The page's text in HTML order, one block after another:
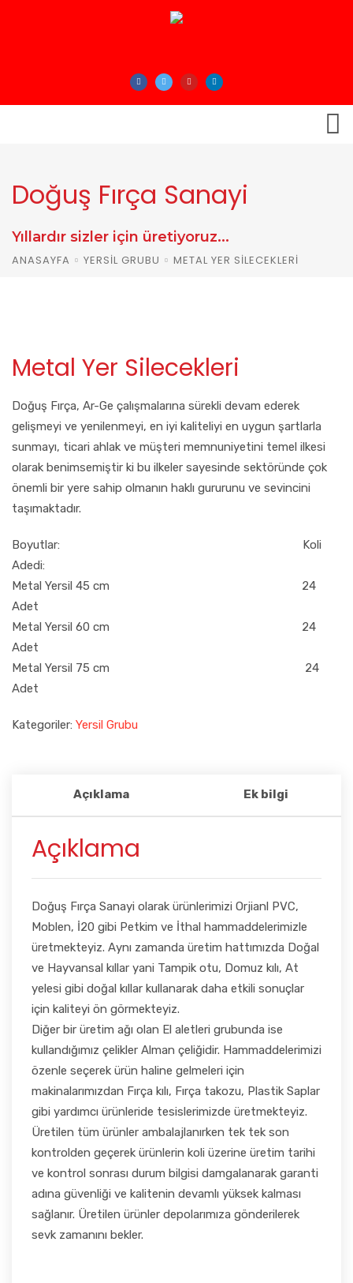
Doğuş Fırça Sanayi
Yıllardır sizler için üretiyoruz...
ANASAYFA YERSIL GRUBU METAL YER SILECEKLERI
Metal Yer Silecekleri
Doğuş Fırça, Ar-Ge çalışmalarına sürekli devam ederek
gelişmeyi ve yenilenmeyi, en iyi kaliteliyi en uygun şartlarla
sunmayı, ticari ahlak ve müşteri memnuniyetini temel ilkesi
olarak benimsemiştir ki bu ilkeler sayesinde sektöründe çok
önemli bir yere sahip olmanın haklı gururunu ve sevincini
taşımaktadır.
Boyutlar: Koli
Adedi:
Metal Yersil 45 cm 24
Adet
Metal Yersil 60 cm 24
Adet
Metal Yersil 75 cm 24
Adet
Kategoriler: Yersil Grubu
Açıklama Ek bilgi
Açıklama
Doğuş Fırça Sanayi olarak ürünlerimizi Orjianl PVC,
Moblen, İ20 gibi Petkim ve İthal hammaddelerimizle
üretmekteyiz. Aynı zamanda üretim hattımızda Doğal
ve Hayvansal kıllar yani Tampik otu, Domuz kılı, At
yelesi gibi doğal kıllar kullanarak daha etkili sonuçlar
için kaliteyi ön görmekteyiz.
Diğer bir üretim ağı olan El aletleri grubunda ise
kullandığımız çelikler Alman çeliğidir. Hammaddelerimizi
özenle seçerek ürün haline gelmeleri için
makinalarımızdan Fırça kılı, Fırça takozu, Plastik Saplar
gibi yardımcı ürünleride tesislerimizde üretmekteyiz.
Üretilen tüm ürünler ambalajlanırken tek tek son
kontrolden geçerek ürünlerin koli üzerine üretim tarihi
ve kontrol sonrası durum bilgisi damgalanarak garanti
adına güvenliği ve kalitenin devamlı yüksek kalması
sağlanır. Üretilen ürünler depolarımıza gönderilerek
sevk zamanını bekler.